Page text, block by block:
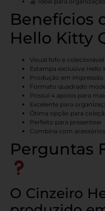
Benefícios
Hello Kitty
Visual fofo e colecionável
Estampa exclusiva Hello
Produção em
Formato quadrado
Possui 4 apoios para
Excelente para
Ótima opção para
Perfeito para presentear
Combina com
Perguntas
O Cinzeiro